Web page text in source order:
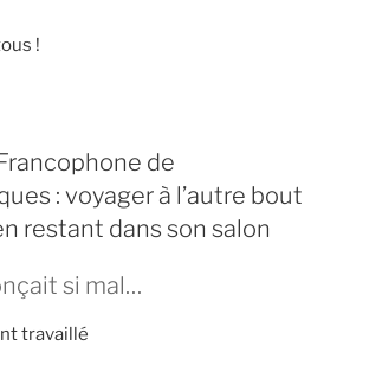
!
de
: voyager à l’autre bout
restant dans son salon
si mal…
travaillé